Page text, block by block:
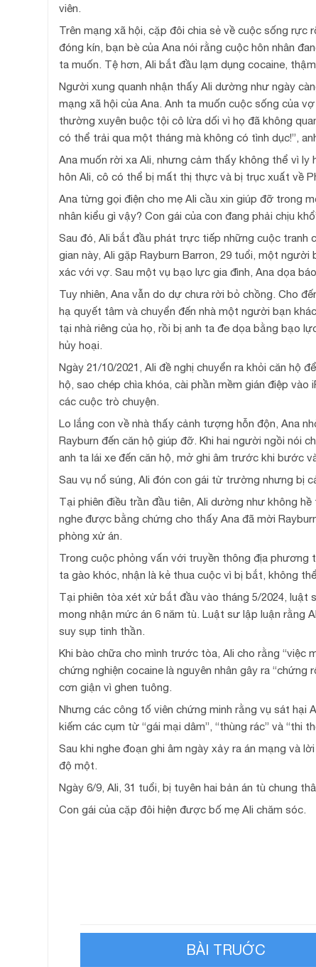
viên.
Trên mạng xã hội, cặp đôi chia sẻ về cuộc sống
đóng kín, bạn bè của Ana nói rằng cuộc hôn nhân
ta muốn. Tệ hơn, Ali bắt đầu lạm dụng cocaine,
Người xung quanh nhận thấy Ali dường như ngày
mạng xã hội của Ana. Anh ta muốn cuộc sống của
thường xuyên buộc tội cô lừa dối vì họ đã không
có thể trải qua một tháng mà không có tình dục!”,
Ana muốn rời xa Ali, nhưng cảm thấy không thể vì ly
hôn Ali, cô có thể bị mất thị thực và bị trục xuất về
Ana từng gọi điện cho mẹ Ali cầu xin giúp đỡ trong
nhân kiểu gì vậy? Con gái của con đang phải chịu
Sau đó, Ali bắt đầu phát trực tiếp những cuộc tranh
gian này, Ali gặp Rayburn Barron, 29 tuổi, một
xác với vợ. Sau một vụ bạo lực gia đình, Ana dọa
Tuy nhiên, Ana vẫn do dự chưa rời bỏ chồng. Cho
hạ quyết tâm và chuyển đến nhà một người bạn
tại nhà riêng của họ, rồi bị anh ta đe dọa bằng bạo
hủy hoại.
Ngày 21/10/2021, Ali đề nghị chuyển ra khỏi căn hộ
hộ, sao chép chìa khóa, cài phần mềm gián điệp
các cuộc trò chuyện.
Lo lắng con về nhà thấy cảnh tượng hỗn độn, Ana
Rayburn đến căn hộ giúp đỡ. Khi hai người ngồi nói
anh ta lái xe đến căn hộ, mở ghi âm trước khi bước
Sau vụ nổ súng, Ali đón con gái từ trường nhưng bị
Tại phiên điều trần đầu tiên, Ali dường như không
nghe được bằng chứng cho thấy Ana đã mời
phòng xử án.
Trong cuộc phỏng vấn với truyền thông địa phương
ta gào khóc, nhận là kẻ thua cuộc vì bị bắt, không
Tại phiên tòa xét xử bắt đầu vào tháng 5/2024,
mong nhận mức án 6 năm tù. Luật sư lập luận rằng
suy sụp tinh thần.
Khi bào chữa cho mình trước tòa, Ali cho rằng “việc
chứng nghiện cocaine là nguyên nhân gây ra
cơn giận vì ghen tuông.
Nhưng các công tố viên chứng minh rằng vụ sát
kiếm các cụm từ “gái mại dâm”, “thùng rác” và “thi
Sau khi nghe đoạn ghi âm ngày xảy ra án mạng và
độ một.
Ngày 6/9, Ali, 31 tuổi, bị tuyên hai bản án tù chung
Con gái của cặp đôi hiện được bố mẹ Ali chăm sóc.